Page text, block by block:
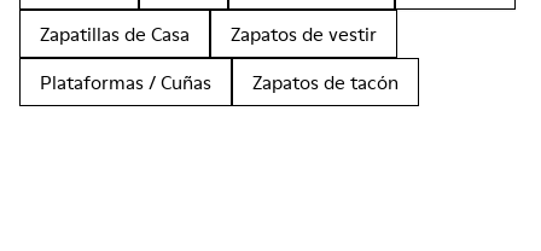
Zapatillas de Casa
Zapatos de vestir
Plataformas / Cuñas
Zapatos de tacón